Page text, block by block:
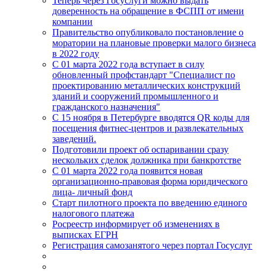
доверенность на обращение в ФСПП от имени
компании
Правительство опубликовало постановление о
моратории на плановые проверки малого бизнеса
в 2022 году
С 01 марта 2022 года вступает в силу
обновленный профстандарт "Специалист по
проектированию металлических конструкций
зданий и сооружений промышленного и
гражданского назначения"
С 15 ноября в Петербурге вводятся QR коды для
посещения фитнес-центров и развлекательных
заведений.
Подготовили проект об оспаривании сразу
нескольких сделок должника при банкротстве
С 01 марта 2022 года появится новая
организационно-правовая форма юридического
лица- личный фонд
Старт пилотного проекта по введению единого
налогового платежа
Росреестр информирует об изменениях в
выписках ЕГРН
Регистрация самозанятого через портал Госуслуг